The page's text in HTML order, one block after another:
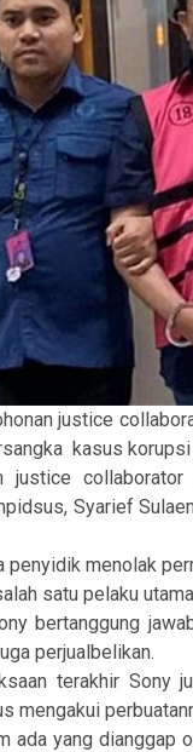
justice
kasus
justice
Syarief
menolak
satu pelaku
bertanggung
perjualbelikan.
terakhir Sony
mengakui
ada yang